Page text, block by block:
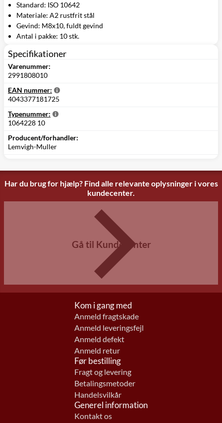
Standard: ISO 10642
Materiale: A2 rustfrit stål
Gevind: M8x10, fuldt gevind
Antal i pakke: 10 stk.
Specifikationer
Varenummer:
2991808010
EAN nummer:
4043377181725
Typenummer:
1064228 10
Producent/forhandler:
Lemvigh-Muller
Har du brug for hjælp? Find alle relevante oplysninger i vores
kundecenter.
Gå til Kundecenter
Kom i gang med
Anmeld fragtskade
Anmeld leveringsfejl
Anmeld defekt
Anmeld retur
Før bestilling
Fragt og levering
Betalingsmetoder
Handelsvilkår
Generel information
Kontakt os